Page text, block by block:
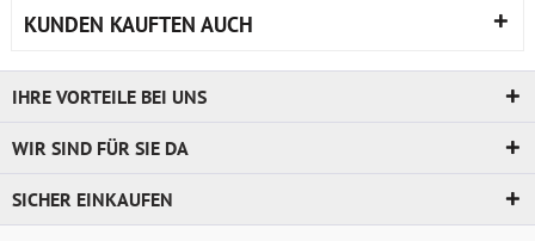
KUNDEN KAUFTEN AUCH
IHRE VORTEILE BEI UNS
WIR SIND FÜR SIE DA
SICHER EINKAUFEN